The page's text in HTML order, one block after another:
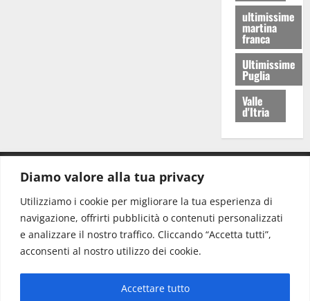
Diamo valore alla tua privacy
Utilizziamo i cookie per migliorare la tua esperienza di
navigazione, offrirti pubblicità o contenuti personalizzati
e analizzare il nostro traffico. Cliccando “Accetta tutti”,
acconsenti al nostro utilizzo dei cookie.
Accettare tutto
ultimissime
martina
franca
Ultimissime
Puglia
Valle
d'Itria
Redazione: redazione@www.martinasera.it
Direttore:direttore@www.martinasera.it
Info & Commerciale:info@www.martinasera.it